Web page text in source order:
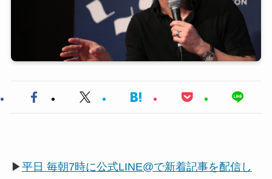
▶平日 毎朝7時に公式LINE@で新着記事を配信し